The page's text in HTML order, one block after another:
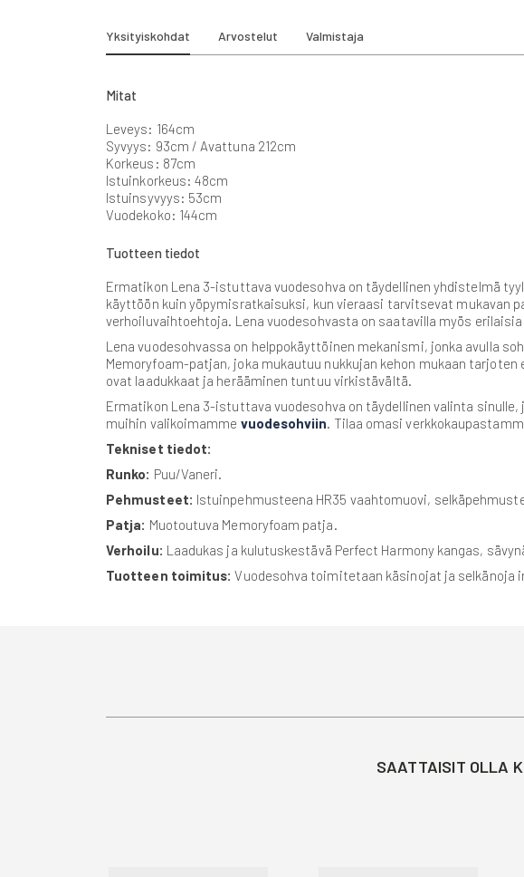
the
beginning
images
Yksityiskohdat
Mitat
Leveys: 164cm
Syvyys: 93cm / Avattuna 212cm
Korkeus: 87cm
Istuinkorkeus: 48cm
Istuinsyvyys: 53cm
Vuodekoko: 144cm
Tuotteen tiedot
Ermatikon Lena 3-istuttava vuodesohva on täydellinen yhdistelmä
käyttöön kuin yöpymisratkaisuksi, kun vieraasi tarvitsevat mukavan
verhoiluvaihtoehtoja. Lena vuodesohvasta on saatavilla myös
Lena vuodesohvassa on helppokäyttöinen mekanismi, jonka avulla
Memoryfoam-patjan, joka mukautuu nukkujan kehon mukaan
ovat laadukkaat ja herääminen tuntuu virkistävältä.
Ermatikon Lena 3-istuttava vuodesohva on täydellinen valinta
muihin valikoimamme vuodesohviin . Tilaa omasi
Tekniset tiedot:
Runko: Puu/Vaneri.
Pehmusteet: Istuinpehmusteena HR35 vaahtomuovi,
Patja: Muotoutuva Memoryfoam patja.
Verhoilu: Laadukas ja kulutuskestävä Perfect Harmony kangas,
Tuotteen toimitus:Vuodesohva toimitetaan käsinojat ja selkänoja
Arvostelut Valmistaja
SAATTAISIT OLLA